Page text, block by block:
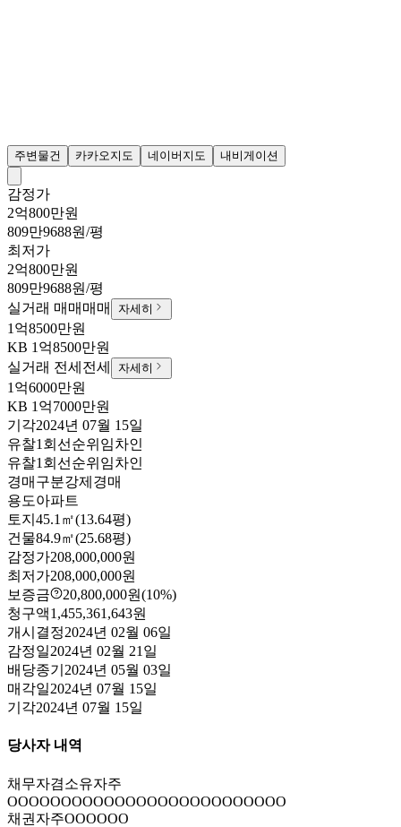
주변물건 카카오지도 네이버지도 내비게이션
감정가
2억800만원
809만9688원/평
최저가
2억800만원
809만9688원/평
실거래 매매 매매 자세히
1억8500만원
KB 1억8500만원
실거래 전세 전세 자세히
1억6000만원
KB 1억7000만원
기각2024년 07월 15일
유찰1회 선순위임차인
유찰1회 선순위임차인
경매구분강제경매
용도아파트
토지 45.1㎡(13.64평)
건물84.9㎡(25.68평)
감정가208,000,000원
최저가208,000,000원
보증금
20,800,000원(10%)
청구액1,455,361,643원
개시결정2024년 02월 06일
감정일2024년 02월 21일
배당종기 2024년 05월 03일
매각일2024년 07월 15일
기각2024년 07월 15일
당사자 내역
채무자겸소유자주
OOOOOOOOOOOOOOOOOOOOOOOOOO
채권자주OOOOOO